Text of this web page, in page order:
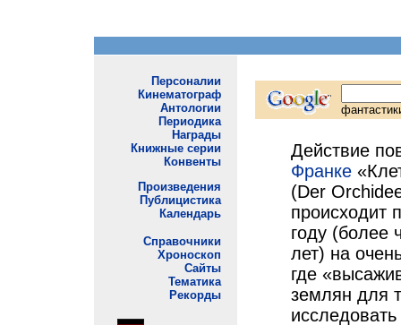
Действие
Франке
(Der
происходит
году (более
лет) на
где
землян для